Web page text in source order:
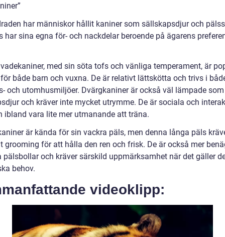
har människor hållit kaniner som sällskapsdjur och
har sina egna för- och nackdelar beroende på ägarens
med sin söta tofs och vänliga temperament, är
både barn och vuxna. De är relativt lättskötta och trivs i
och utomhusmiljöer. Dvärgkaniner är också väl lämpade som
och kräver inte mycket utrymme. De är sociala och
ibland vara lite mer utmanande att träna.
är kända för sin vackra päls, men denna långa päls
grooming för att hålla den ren och frisk. De är också mer
pälsbollar och kräver särskild uppmärksamhet när det gäller
behov.
videoklipp: